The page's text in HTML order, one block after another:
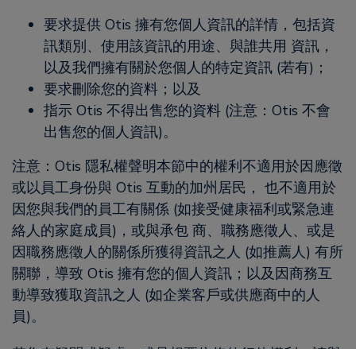
要求提供 Otis 擁有您個人資訊的詳情，包括資
訊類別、使用該資訊的用途、與誰共用 資訊，
以及我們擁有關於您個人的特定資訊 (若有)；
要求刪除您的資料；以及
指示 Otis 不得出售您的資料 (注意：Otis 不會
出售您的個人資訊)。
注意：Otis 隱私權聲明本節中的權利不適用於因應徵
或以員工身份與 Otis 互動的加州居民， 也不適用於
因您與我們的員工有關係 (如接受健康福利或緊急連
絡人的家庭成員)，或與承包 商、職務應徵人、或是
因職務應徵人的關係所獲得資訊之人 (如推薦人) 有所
關聯，導致 Otis 擁有您的個人資訊；以及因商務互
動導致獲取資訊之人 (如企業客戶或供應商中的人
員)。